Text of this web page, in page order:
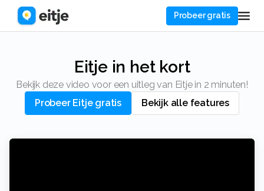
Probeer gratis
Eitje in het kort
Bekijk deze video voor een uitleg van Eitje in 2 minuten!
Probeer Eitje gratis
Bekijk alle features